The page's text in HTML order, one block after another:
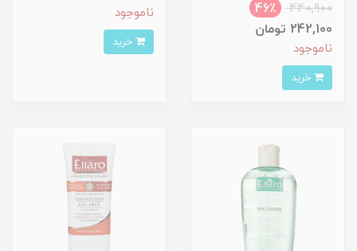
440,900
46٪
242,100 تومان
ناموجود
ناموجود